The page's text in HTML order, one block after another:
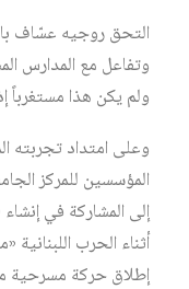
التحق روجيه عسّاف
وتفاعل مع المدارس
ولم يكن هذا مستغرباً
وعلى امتداد تجربته
المؤسسين للمركز
إلى المشاركة في
أثناء الحرب
إطلاق حركة مسرحية